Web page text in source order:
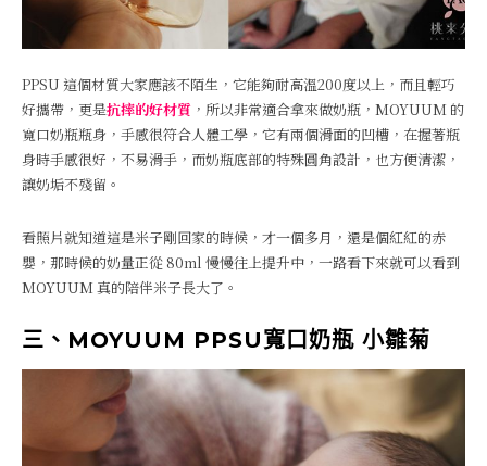
PPSU 這個材質大家應該不陌生，它能夠耐高溫200度以上，而且輕巧
好攜帶，更是抗摔的好材質 ，所以非常適合拿來做奶瓶，MOYUUM 的
寬口奶瓶瓶身，手感很符合人體工學，它有兩個滑面的凹槽，在握著瓶
身時手感很好，不易滑手，而奶瓶底部的特殊圓角設計，也方便清潔，
讓奶垢不殘留。
看照片就知道這是米子剛回家的時候，才一個多月，還是個紅紅的赤
嬰，那時候的奶量正從 80ml 慢慢往上提升中，一路看下來就可以看到
MOYUUM 真的陪伴米子長大了。
三、MOYUUM PPSU寬口奶瓶 小雛菊